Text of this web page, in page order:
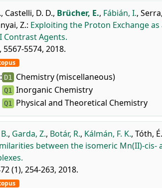
, Castelli, D. D., Brücher, E., Fábián, I.,
Z.: Exploiting the Proton Exchange
Contrast Agents.
5567-5574, 2018.
D1 Chemistry (miscellaneous)
Q1 Inorganic Chemistry
Q1 Physical and Theoretical Chemistry
, Garda, Z., Botár, R., Kálmán, F. K., Tóth, É.
between the isomeric Mn(II)-cis-
(1), 254-263, 2018.